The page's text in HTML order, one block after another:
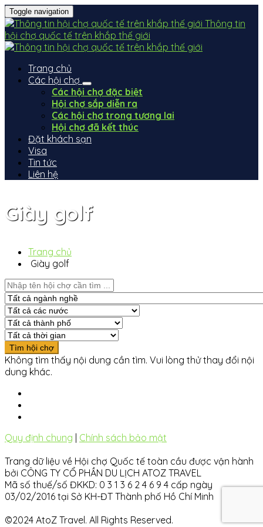
Toggle navigation
Thông tin
hội chợ quốc tế trên khắp thế giới
Trang chủ
Các hội chợ
Các hội chợ đặc biệt
Hội chợ sắp diễn ra
Các hội chợ trong tương lai
Hội chợ đã kết thúc
Đặt khách sạn
Visa
Tin tức
Liên hệ
Giày golf
Trang chủ
Giày golf
Không tìm thấy nội dung cần tìm. Vui lòng thử thay đổi nội
dung khác.
Quy định chung
Chính sách bảo mật
Trang dữ liệu về Hội chợ Quốc tế toàn cầu được vận hành
bởi CÔNG TY CỔ PHẦN DU LỊCH ATOZ TRAVEL
Mã số thuế/số ĐKKD: 0 3 1 3 6 2 4 6 9 4 cấp ngày
03/02/2016 tại Sở KH-ĐT Thành phố Hồ Chí Minh
©2024 AtoZ Travel. All Rights Reserved.